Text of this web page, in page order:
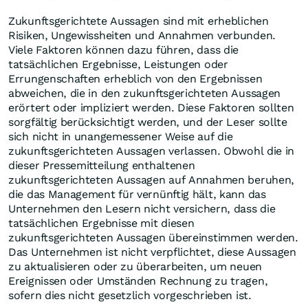
Zukunftsgerichtete Aussagen sind mit erheblichen
Risiken, Ungewissheiten und Annahmen verbunden.
Viele Faktoren können dazu führen, dass die
tatsächlichen Ergebnisse, Leistungen oder
Errungenschaften erheblich von den Ergebnissen
abweichen, die in den zukunftsgerichteten Aussagen
erörtert oder impliziert werden. Diese Faktoren sollten
sorgfältig berücksichtigt werden, und der Leser sollte
sich nicht in unangemessener Weise auf die
zukunftsgerichteten Aussagen verlassen. Obwohl die in
dieser Pressemitteilung enthaltenen
zukunftsgerichteten Aussagen auf Annahmen beruhen,
die das Management für vernünftig hält, kann das
Unternehmen den Lesern nicht versichern, dass die
tatsächlichen Ergebnisse mit diesen
zukunftsgerichteten Aussagen übereinstimmen werden.
Das Unternehmen ist nicht verpflichtet, diese Aussagen
zu aktualisieren oder zu überarbeiten, um neuen
Ereignissen oder Umständen Rechnung zu tragen,
sofern dies nicht gesetzlich vorgeschrieben ist.